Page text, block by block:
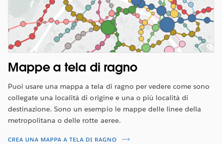
Mappe a tela di ragno
Puoi usare una mappa a tela di ragno per vedere come sono
collegate una località di origine e una o più località di
destinazione. Sono un esempio le mappe delle linee della
metropolitana o delle rotte aeree.
CREA UNA MAPPA A TELA DI RAGNO